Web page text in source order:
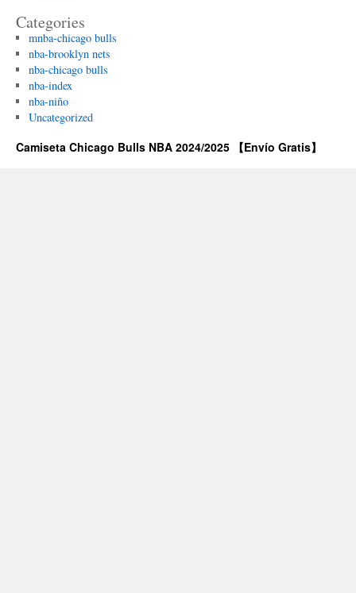
Categories
mnba-chicago bulls
nba-brooklyn nets
nba-chicago bulls
nba-index
nba-niño
Uncategorized
Camiseta Chicago Bulls NBA 2024/2025 【Envío Gratis】